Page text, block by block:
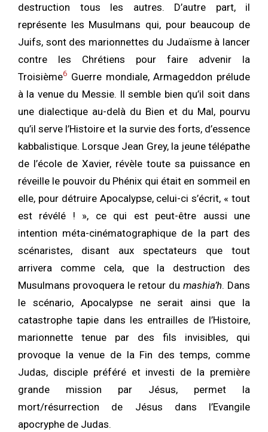
destruction tous les autres. D’autre part, il
représente les Musulmans qui, pour beaucoup de
Juifs, sont des marionnettes du Judaïsme à lancer
contre les Chrétiens pour faire advenir la
Troisième6 Guerre mondiale, Armageddon prélude
à la venue du Messie. Il semble bien qu’il soit dans
une dialectique au-delà du Bien et du Mal, pourvu
qu’il serve l’Histoire et la survie des forts, d’essence
kabbalistique. Lorsque Jean Grey, la jeune télépathe
de l’école de Xavier, révèle toute sa puissance en
réveille le pouvoir du Phénix qui était en sommeil en
elle, pour détruire Apocalypse, celui-ci s’écrit, « tout
est révélé ! », ce qui est peut-être aussi une
intention méta-cinématographique de la part des
scénaristes, disant aux spectateurs que tout
arrivera comme cela, que la destruction des
Musulmans provoquera le retour du mashia’h. Dans
le scénario, Apocalypse ne serait ainsi que la
catastrophe tapie dans les entrailles de l’Histoire,
marionnette tenue par des fils invisibles, qui
provoque la venue de la Fin des temps, comme
Judas, disciple préféré et investi de la première
grande mission par Jésus, permet la
mort/résurrection de Jésus dans l’Evangile
apocryphe de Judas.